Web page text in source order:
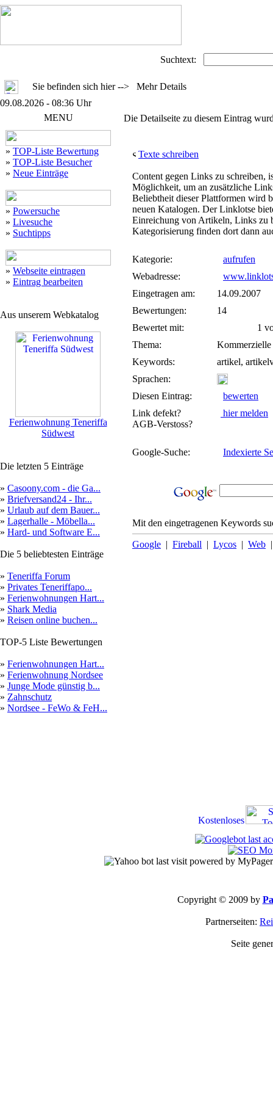
Suchtext:
Sie befinden sich hier --> Mehr Details
09.08.2026 - 08:36 Uhr
MENU
» TOP-Liste Bewertung
» TOP-Liste Besucher
» Neue Einträge
» Powersuche
» Livesuche
» Suchtipps
» Webseite eintragen
» Eintrag bearbeiten
Aus unserem Webkatalog
Ferienwohnung Teneriffa
Südwest
Die letzten 5 Einträge
» Casoony.com - die Ga...
» Briefversand24 - Ihr...
» Urlaub auf dem Bauer...
» Lagerhalle - Möbella...
» Hard- und Software E...
Die 5 beliebtesten Einträge
» Teneriffa Forum
» Privates Teneriffapo...
» Ferienwohnungen Hart...
» Shark Media
» Reisen online buchen...
TOP-5 Liste Bewertungen
» Ferienwohnungen Hart...
» Ferienwohnung Nordsee
» Junge Mode günstig b...
» Zahnschutz
» Nordsee - FeWo & FeH...
Die Detailseite zu diesem Eintrag
Texte schreiben
Content gegen Links zu schreiben,
Möglichkeit, um an zusätzliche
Beliebtheit dieser Plattformen wird
neuen Katalogen. Der Linklotse
Einreichung von Artikeln, Links zu
Kategorisierung finden dort dann
Kategorie:
aufrufen
Webadresse:
Eingetragen am:
14.09.2007
Bewertungen:
14
Bewertet mit:
1
Thema:
Kommerzielle
Keywords:
artikel,
Sprachen:
Diesen Eintrag:
bewerten
Link defekt?
AGB-Verstoss?
hier melden
Google-Suche: Indexierte
Mit den eingetragenen Keywords
Google | Fireball | Lycos | Web
Copyright © 2009 by
Partnerseiten:
Seite